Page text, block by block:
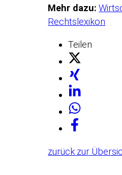
Mehr dazu:
Rechtslexikon
Teilen
zurück zur